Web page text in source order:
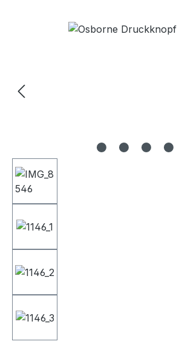
Bildergalerie überspringen